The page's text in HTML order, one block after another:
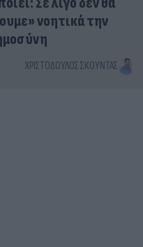
νοητικά την
ΧΡΙΣΤΌΔΟΥΛΟΣ ΣΚΟΎΝΤΑΣ